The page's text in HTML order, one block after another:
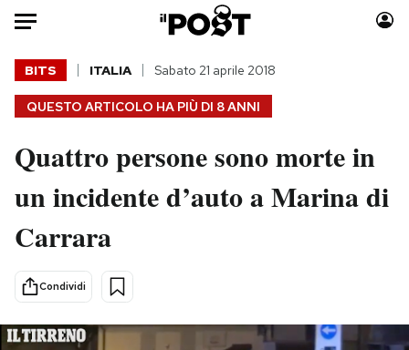
Auto
HOME
Italia
Politica
Tecnologia
Scienza
Economia
Moda
Consumismi
Altrecose
QUESTO ARTICOLO HA PIÙ DI 8 ANNI
BITS ITALIA Sabato 21 aprile 2018
Quattro persone sono morte in
un incidente d’auto a Marina di
Carrara
Condividi